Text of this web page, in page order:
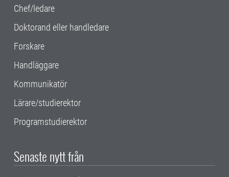
Chef/ledare
Doktorand eller handledare
Forskare
Handläggare
Kommunikatör
Lärare/studierektor
Programstudierektor
Senaste nytt från